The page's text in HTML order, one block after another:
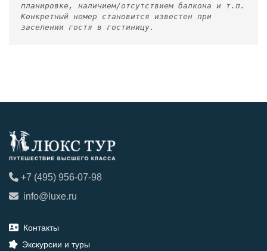
планировке, наличием/отсутствием балкона и т.п.
Конкретный номер становится известен при
заселении гостя в гостиницу.
+7 (495) 956-07-98
info@luxe.ru
Контакты
Экскурсии и туры